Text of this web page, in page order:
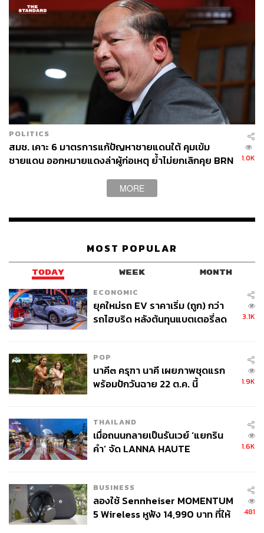
POLITICS
สมช. เคาะ 6 มาตรการแก้ปัญหาชายแดนใต้ คุมเข้ม
ชายแดน ออกหมายแดงล่าผู้ก่อเหตุ ย้ำไม่ยกเลิกคุย BRN
1.0K
MORE
MOST POPULAR
TODAY WEEK MONTH
ECONOMIC
ยุคใหม่รถ EV ราคาเริ่ม (ถูก) กว่า
รถไฮบริด หลังต้นทุนแบตเตอรี่ลด
3.1K
POP
นาคี๓ ครุฑา นาคี เผยภาพชุดแรก
พร้อมปักวันฉาย 22 ต.ค. นี้
1.9K
THAILAND
เมื่อถนนกลายเป็นรันเวย์ ‘แยกริน
คำ’ จัด LANNA HAUTE
1.6K
BUSINESS
ลองใช้ Sennheiser MOMENTUM
5 Wireless หูฟัง 14,990 บาท ที่ให้
481